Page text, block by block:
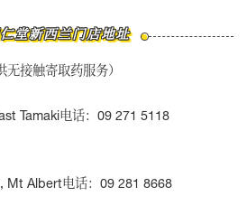
堂新西兰门店地址
无接触寄取药服务）
Tamaki电话：09 271 5118
Mt Albert电话：09 281 8668